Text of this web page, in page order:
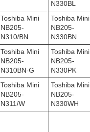
N330BL
Toshiba Mini
NB205-
N310/BN
Toshiba Mini
NB205-
N330BN
Toshiba Mini
NB205-
N310BN-G
Toshiba Mini
NB205-
N330PK
Toshiba Mini
NB205-
N311/W
Toshiba Mini
NB205-
N330WH